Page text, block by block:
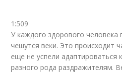
1:509
У каждого здорового человека
чешутся веки. Это происходит
еще не успели адаптироваться
разного рода раздражителям.